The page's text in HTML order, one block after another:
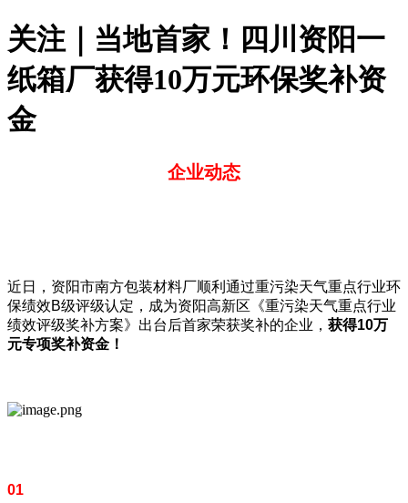
关注｜当地首家！四川资阳一
纸箱厂获得10万元环保奖补资
金
企业动态
近日，资阳市南方包装材料厂顺利通过重污染天气重点行业环
保绩效B级评级认定，成为资阳高新区《重污染天气重点行业
绩效评级奖补方案》出台后首家荣获奖补的企业， 获得10万
元专项奖补资金！
01